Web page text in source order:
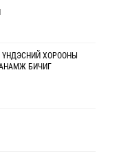
ҮНДЭСНИЙ ХОРООНЫ
БИЧИГ